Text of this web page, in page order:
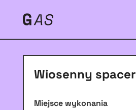
Wiosenny spacer
Miejsce wykonania